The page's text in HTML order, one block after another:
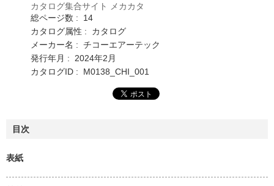
カタログ集合サイト メカカタ
総ページ数 : 14
カタログ属性 : カタログ
メーカー名 : チコーエアーテック
発行年月 : 2024年2月
カタログID : M0138_CHI_001
目次
表紙